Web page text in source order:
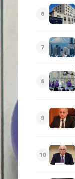
6
7
8
9
10